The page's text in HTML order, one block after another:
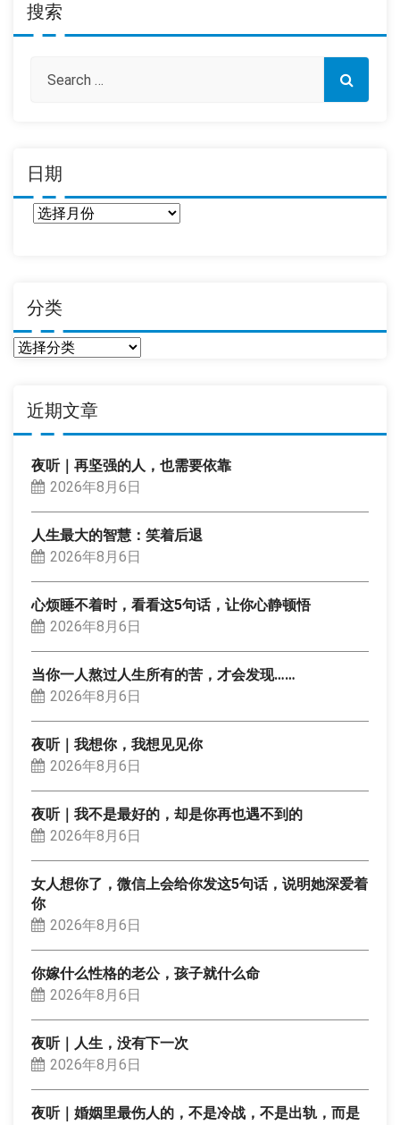
搜索
日期
分类
分
近期文章
夜听｜再坚强的人，也需要依靠
2026年8月6日
人生最大的智慧：笑着后退
2026年8月6日
心烦睡不着时，看看这5句话，让你心静顿悟
2026年8月6日
当你一人熬过人生所有的苦，才会发现……
2026年8月6日
夜听｜我想你，我想见见你
2026年8月6日
夜听｜我不是最好的，却是你再也遇不到的
2026年8月6日
女人想你了，微信上会给你发这5句话，说明她深爱着
你
2026年8月6日
你嫁什么性格的老公，孩子就什么命
2026年8月6日
夜听｜人生，没有下一次
2026年8月6日
夜听｜婚姻里最伤人的，不是冷战，不是出轨，而是